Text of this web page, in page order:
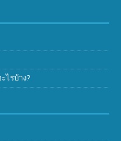
ไรบ้าง?